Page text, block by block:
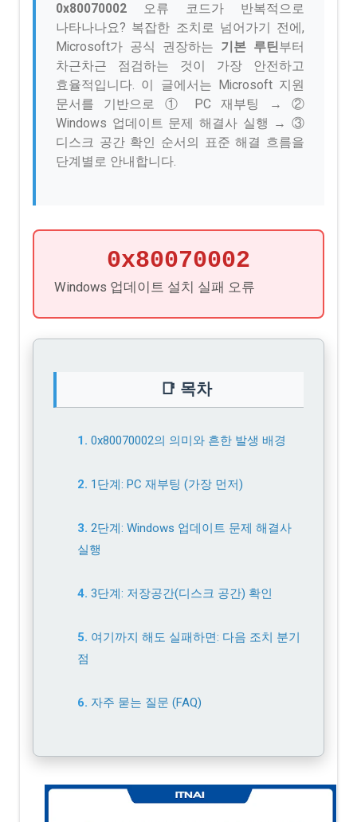
0x80070002 오류 코드가 반복적으로
나타나나요? 복잡한 조치로 넘어가기 전에,
Microsoft가 공식 권장하는 기본 루틴부터
차근차근 점검하는 것이 가장 안전하고
효율적입니다. 이 글에서는 Microsoft 지원
문서를 기반으로 ① PC 재부팅 → ②
Windows 업데이트 문제 해결사 실행 → ③
디스크 공간 확인 순서의 표준 해결 흐름을
단계별로 안내합니다.
0x80070002
Windows 업데이트 설치 실패 오류
📑 목차
0x80070002의 의미와 흔한 발생 배경
1단계: PC 재부팅 (가장 먼저)
2단계: Windows 업데이트 문제 해결사
실행
3단계: 저장공간(디스크 공간) 확인
여기까지 해도 실패하면: 다음 조치 분기
점
자주 묻는 질문 (FAQ)